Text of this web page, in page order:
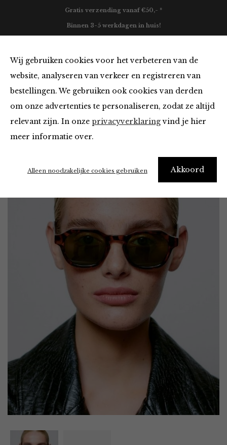
Wij gebruiken cookies voor het verbeteren van de
website, analyseren van verkeer en registreren van
bestellingen. We gebruiken ook cookies van derden
om onze advertenties te personaliseren, zodat ze altijd
relevant zijn. In onze privacyverklaringvind je hier
meer informatie over.
Akkoord
Alleen noodzakelijke cookies gebruiken
Gratis verzending vanaf €50,- *
Binnen 3-5 werkdagen in huis!
Home Accessoires Zonnebrillen Zan